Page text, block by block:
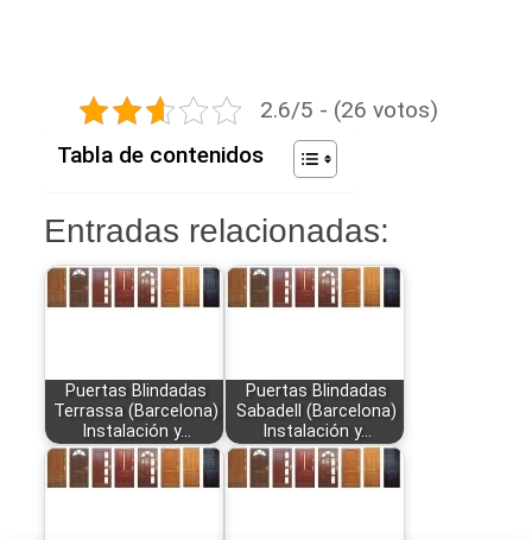
2.6/5 - (26 votos)
Tabla de contenidos
Entradas relacionadas:
Puertas Blindadas
Terrassa (Barcelona)
Instalación y…
Puertas Blindadas
Sabadell (Barcelona)
Instalación y…